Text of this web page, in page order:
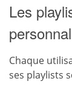
Les
Chaque
ses playlists